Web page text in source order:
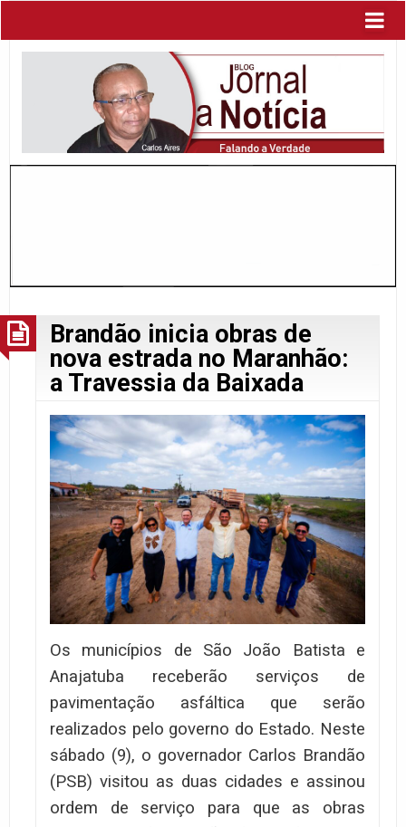
Brandão inicia obras de
nova estrada no Maranhão:
a Travessia da Baixada
Os municípios de São João Batista e
Anajatuba receberão serviços de
pavimentação asfáltica que serão
realizados pelo governo do Estado. Neste
sábado (9), o governador Carlos Brandão
(PSB) visitou as duas cidades e assinou
ordem de serviço para que as obras